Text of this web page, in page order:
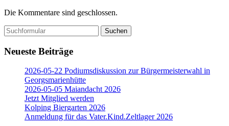
Die Kommentare sind geschlossen.
Suchen
nach:
Neueste Beiträge
2026-05-22 Podiumsdiskussion zur Bürgermeisterwahl in
Georgsmarienhütte
2026-05-05 Maiandacht 2026
Jetzt Mitglied werden
Kolping Biergarten 2026
Anmeldung für das Vater.Kind.Zeltlager 2026